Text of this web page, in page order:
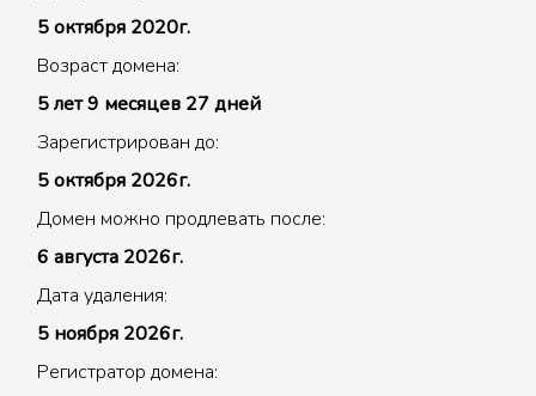
5 октября 2020г.
Возраст домена:
5 лет 9 месяцев 27 дней
Зарегистрирован до:
5 октября 2026г.
Домен можно продлевать после:
6 августа 2026г.
Дата удаления:
5 ноября 2026г.
Регистратор домена: